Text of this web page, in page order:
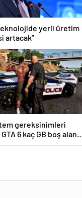
yerli üretim
artacak”
gereksinimleri
6 kaç GB boş alan